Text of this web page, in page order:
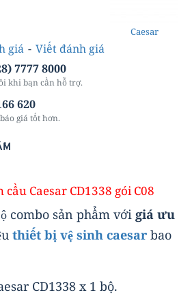
Caesar
giá - Viết đánh giá
7777 8000
khi bạn cần hỗ trợ.
620
giá tốt hơn.
Caesar CD1338 gói C08
combo sản phẩm với giá ưu
thiết bị vệ sinh caesar bao
CD1338 x 1 bộ.